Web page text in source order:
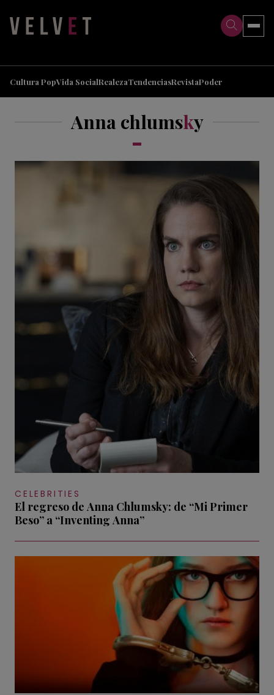
Cultura PopVida SocialRealezaTendenciasRevistaPoder
Anna chlumsky
CELEBRITIES
El regreso de Anna Chlumsky: de “Mi Primer
Beso” a “Inventing Anna”